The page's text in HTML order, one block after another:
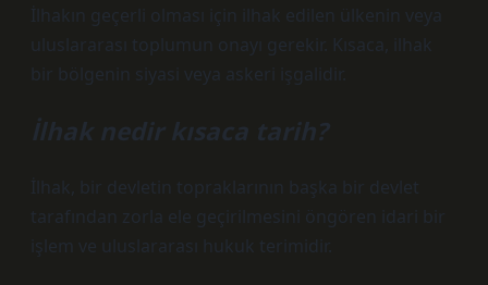
İlhakın geçerli olması için ilhak edilen ülkenin veya
uluslararası toplumun onayı gerekir. Kısaca, ilhak
bir bölgenin siyasi veya askeri işgalidir.
İlhak nedir kısaca tarih?
İlhak, bir devletin topraklarının başka bir devlet
tarafından zorla ele geçirilmesini öngören idari bir
işlem ve uluslararası hukuk terimidir.